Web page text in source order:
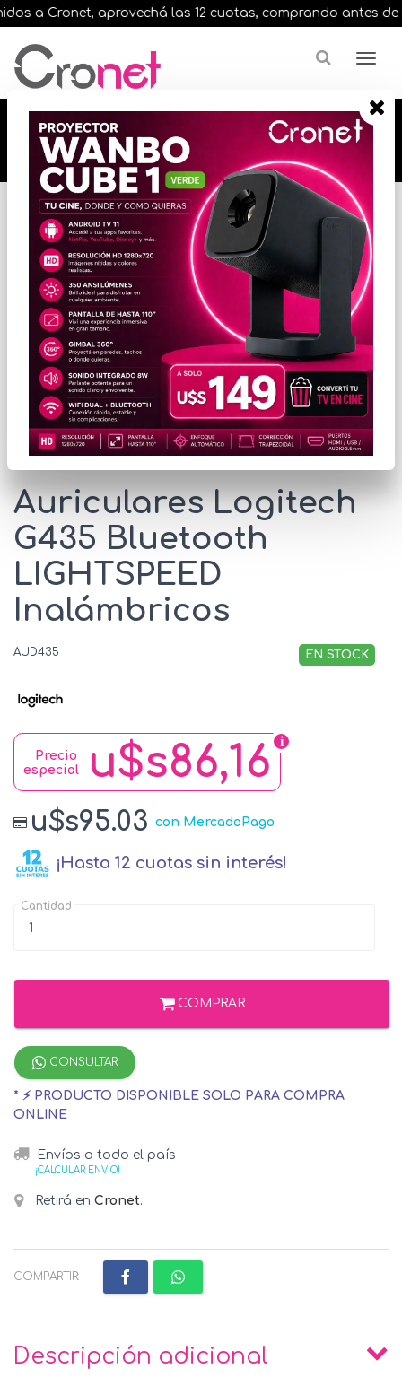
a Cronet, aprovechá las 12 cuotas, comprando antes de
🔥🔥🔥 12 cuotas, en todos nuestros artículos,
comprando antes de las 13 hrs. envíos en el
día 🔥🔥🔥
Inicio AUDIO AURICULARES / VINCHAS
* Las imágenes se exhiben con fines ilustrativos.
Auriculares Logitech
G435 Bluetooth
LIGHTSPEED
Inalámbricos
AUD435 EN STOCK
u$s86,16
Precio
especial
u$s95.03 con MercadoPago
¡Hasta 12 cuotas sin interés!
Cantidad
COMPRAR
CONSULTAR
* ⚡ PRODUCTO DISPONIBLE SOLO PARA COMPRA
ONLINE
Envíos a todo el país
¡CALCULAR ENVÍO!
Retirá en Cronet.
COMPARTIR:
Descripción adicional